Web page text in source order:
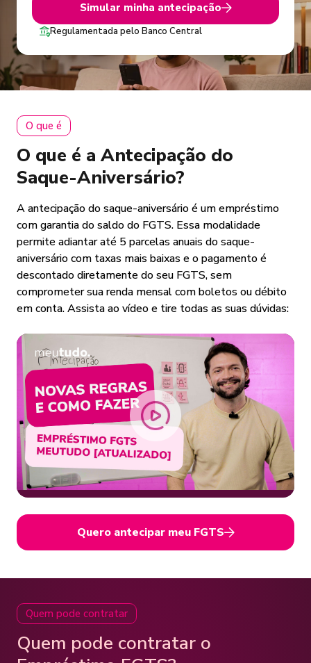
Simular minha antecipação
Regulamentada pelo Banco Central
O que é
O que é a Antecipação do
Saque-Aniversário?
A antecipação do saque-aniversário é um empréstimo
com garantia do saldo do FGTS. Essa modalidade
permite adiantar até 5 parcelas anuais do saque-
aniversário com taxas mais baixas e o pagamento é
descontado diretamente do seu FGTS, sem
comprometer sua renda mensal com boletos ou débito
em conta. Assista ao vídeo e tire todas as suas dúvidas:
Quero antecipar meu FGTS
Quem pode contratar
Quem pode contratar o